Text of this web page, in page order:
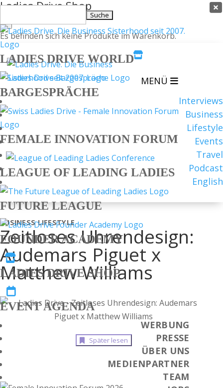
Ladies Drive Shop
×
Es befinden sich keine Produkte im Warenkorb.

MENÜ
Interviews
Business
Lifestyle
Events
Travel
Podcast
English

nach:
LADIES DRIVE WORLD
BARGESPRÄCHE
FEMALE INNOVATION FORUM
LEAGUE OF LEADING LADIES
FUTURE LEAGUE
FOUNDER ACADEMY

LADIES DRIVE SHOP

EVENT AGENDA
WERBUNG
PRESSE
ÜBER UNS
MEDIENPARTNER
TEAM
BUSINESS LIFESTYLE
Zeitloses Uhrendesign:
Audemars Piguet x
Matthew Williams
Später lesen